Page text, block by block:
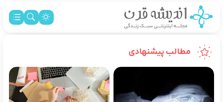
مطالب پیشنهادی